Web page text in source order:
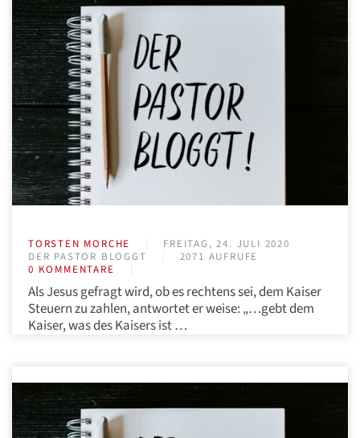
TORSTEN MORCHE
FREITAG, 24. JULI 2020
DER PASTOR BLOGGT
2071 AUFRUFE
0 KOMMENTARE
Als Jesus gefragt wird, ob es rechtens sei, dem Kaiser
Steuern zu zahlen, antwortet er weise: „…gebt dem
Kaiser, was des Kaisers ist …